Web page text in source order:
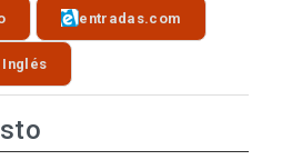
entradas.com
Inglés